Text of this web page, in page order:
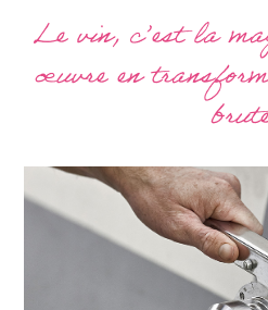
Le vin, c’est la
œuvre en